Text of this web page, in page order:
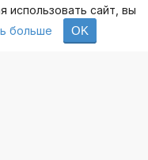
60.4
63
сайт, вы
больше OK